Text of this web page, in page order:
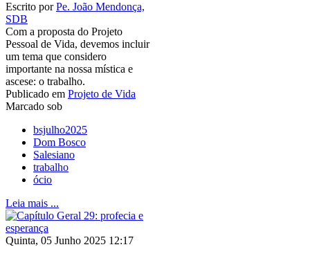
Escrito porPe. João Mendonça,
SDB
Com a proposta do Projeto
Pessoal de Vida, devemos incluir
um tema que considero
importante na nossa mística e
ascese: o trabalho.
Publicado em Projeto de Vida
Marcado sob
bsjulho2025
Dom Bosco
Salesiano
trabalho
ócio
Leia mais ...
Quinta, 05 Junho 2025 12:17